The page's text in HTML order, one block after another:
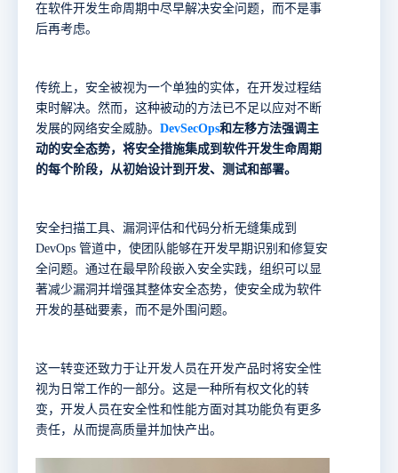
在软件开发生命周期中尽早解决安全问题，而不是事
后再考虑。
传统上，安全被视为一个单独的实体，在开发过程结
束时解决。然而，这种被动的方法已不足以应对不断
发展的网络安全威胁。 DevSecOps和左移方法强调主
动的安全态势，将安全措施集成到软件开发生命周期
的每个阶段，从初始设计到开发、测试和部署。
安全扫描工具、漏洞评估和代码分析无缝集成到
DevOps 管道中，使团队能够在开发早期识别和修复安
全问题。通过在最早阶段嵌入安全实践，组织可以显
著减少漏洞并增强其整体安全态势，使安全成为软件
开发的基础要素，而不是外围问题。
这一转变还致力于让开发人员在开发产品时将安全性
视为日常工作的一部分。这是一种所有权文化的转
变，开发人员在安全性和性能方面对其功能负有更多
责任，从而提高质量并加快产出。